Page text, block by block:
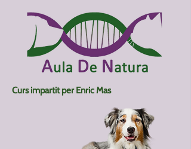
Curs impartit per Enric Mas